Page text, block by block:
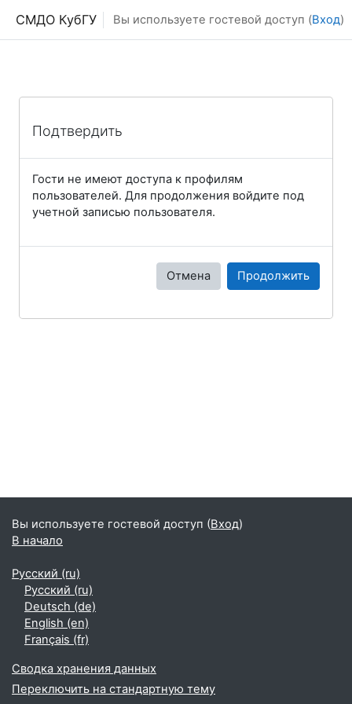
СМДО КубГУ Вы используете гостевой доступ (Вход)
Подтвердить
Гости не имеют доступа к профилям
пользователей. Для продолжения войдите под
учетной записью пользователя.
Отмена Продолжить
Вы используете гостевой доступ (Вход)
В начало
Русский ‎(ru)‎
Русский ‎(ru)‎
Deutsch ‎(de)‎
English ‎(en)‎
Français ‎(fr)‎
Сводка хранения данных
Переключить на стандартную тему